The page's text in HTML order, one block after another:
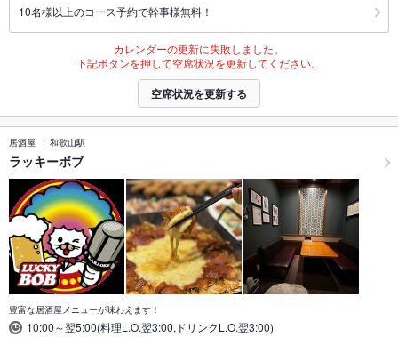
10名様以上のコース予約で幹事様無料！
カレンダーの更新に失敗しました。
下記ボタンを押して空席状況を更新してください。
空席状況を更新する
居酒屋 和歌山駅
ラッキーボブ
豊富な居酒屋メニューが味わえます！
10:00～翌5:00(料理L.O.翌3:00,ドリンクL.O.翌3:00)